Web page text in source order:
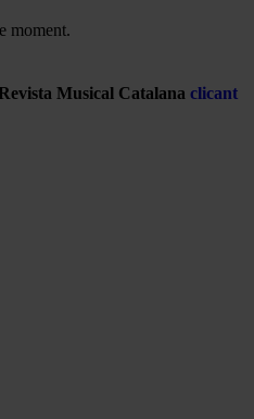
moment.
Musical Catalana clicant